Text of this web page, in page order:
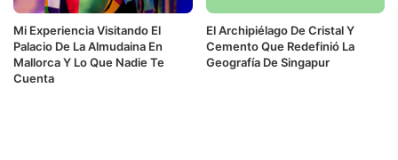
Mi Experiencia Visitando El
Palacio De La Almudaina En
Mallorca Y Lo Que Nadie Te
Cuenta
El Archipiélago De Cristal Y
Cemento Que Redefinió La
Geografía De Singapur